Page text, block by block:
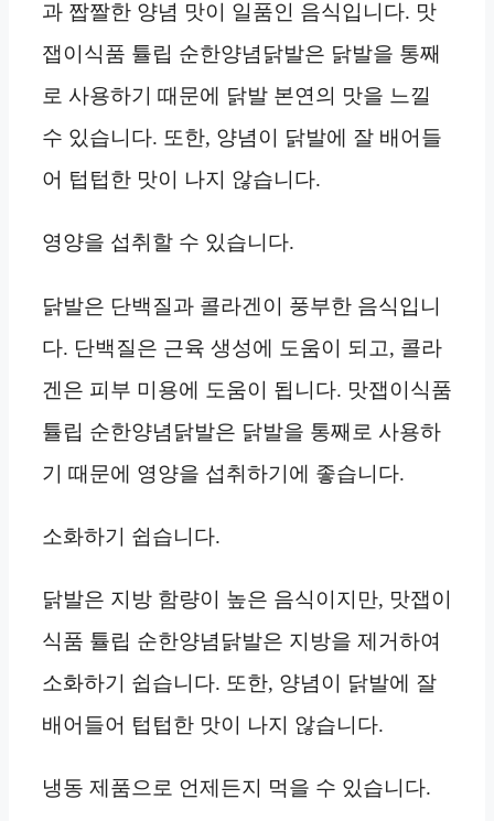
과 짭짤한 양념 맛이 일품인 음식입니다. 맛
잽이식품 튤립 순한양념닭발은 닭발을 통째
로 사용하기 때문에 닭발 본연의 맛을 느낄
수 있습니다. 또한, 양념이 닭발에 잘 배어들
어 텁텁한 맛이 나지 않습니다.
영양을 섭취할 수 있습니다.
닭발은 단백질과 콜라겐이 풍부한 음식입니
다. 단백질은 근육 생성에 도움이 되고, 콜라
겐은 피부 미용에 도움이 됩니다. 맛잽이식품
튤립 순한양념닭발은 닭발을 통째로 사용하
기 때문에 영양을 섭취하기에 좋습니다.
소화하기 쉽습니다.
닭발은 지방 함량이 높은 음식이지만, 맛잽이
식품 튤립 순한양념닭발은 지방을 제거하여
소화하기 쉽습니다. 또한, 양념이 닭발에 잘
배어들어 텁텁한 맛이 나지 않습니다.
냉동 제품으로 언제든지 먹을 수 있습니다.